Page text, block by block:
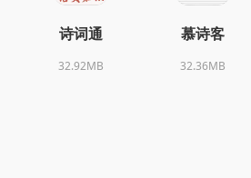
诗词通
32.92MB
慕诗客
32.36MB